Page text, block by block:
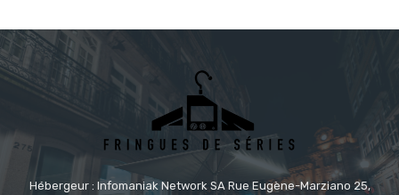
Hébergeur : Infomaniak Network SA Rue Eugène-Marziano 25,